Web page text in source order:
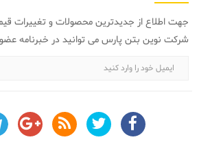
جهت اطلاع از جدیدترین محصولات و تغییرات
شرکت نوین بتن پارس می توانید در خبرنامه